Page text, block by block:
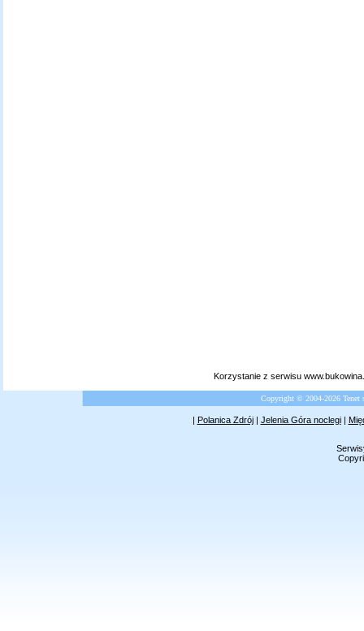
Korzystanie z serwisu
Copyright © 2004-2026
| Polanica Zdrój| Jelenia Góra noclegi|